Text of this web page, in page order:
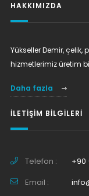
HAKKIMIZDA
Yükseller Demir, çelik,
hizmetlerimiz üretim
Daha fazla
İLETIŞIM BILGILERI
Telefon :
+90
Email :